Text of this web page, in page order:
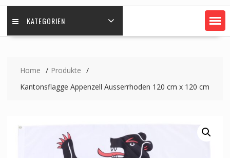
KATEGORIEN
Home
Produkte
Kantonsflagge Appenzell Ausserrhoden 120 cm x 120 cm